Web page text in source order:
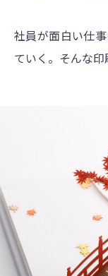
社員が面白い仕
ていく。そんな印